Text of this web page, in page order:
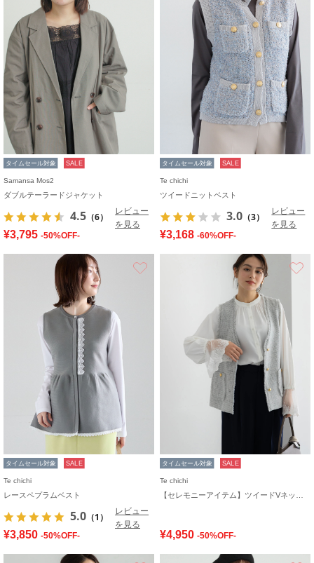
タイムセール対象 SALE
Samansa Mos2
ダブルテーラードジャケット
4.5 （6）
レビュー
を見る
¥3,795 -50%OFF-
タイムセール対象 SALE
Te chichi
ツイードニットベスト
3.0 （3）
レビュー
を見る
¥3,168 -60%OFF-
タイムセール対象 SALE
Te chichi
レースペプラムベスト
5.0 （1）
レビュー
を見る
¥3,850 -50%OFF-
タイムセール対象 SALE
Te chichi
¥4,950 -50%OFF-